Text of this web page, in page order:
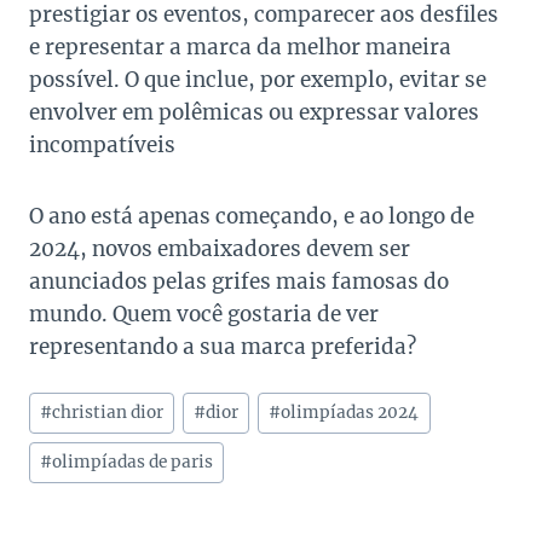
prestigiar os eventos, comparecer aos desfiles
e representar a marca da melhor maneira
possível. O que inclue, por exemplo, evitar se
envolver em polêmicas ou expressar valores
incompatíveis
O ano está apenas começando, e ao longo de
2024, novos embaixadores devem ser
anunciados pelas grifes mais famosas do
mundo. Quem você gostaria de ver
representando a sua marca preferida?
Tags
do
Post:
#christian dior #dior #olimpíadas 2024
#olimpíadas de paris